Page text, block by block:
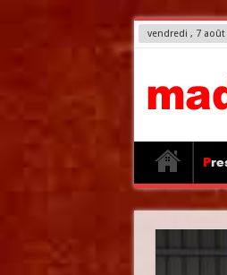
vendredi , 7 août